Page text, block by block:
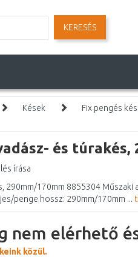
KERESÉS
Kések
Fix pengés
és
írása
290mm/170mm 8855304
penge hossz: 290mm/170mm ...
nem elérhető
közül.